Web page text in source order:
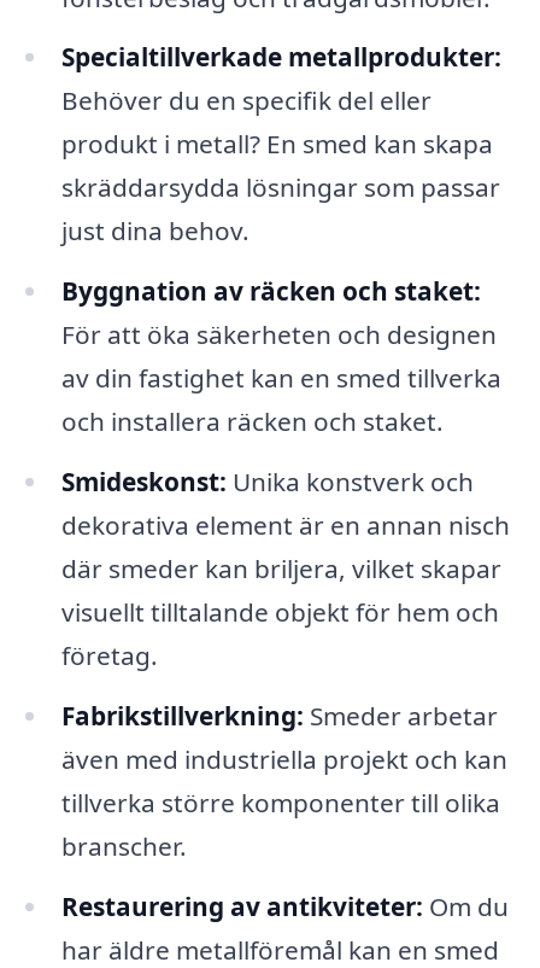
Specialtillverkade metallprodukter:
Behöver du en specifik del eller
produkt i metall? En smed kan skapa
skräddarsydda lösningar som passar
just dina behov.
Byggnation av räcken och staket:
För att öka säkerheten och designen
av din fastighet kan en smed tillverka
och installera räcken och staket.
Smideskonst: Unika konstverk och
dekorativa element är en annan nisch
där smeder kan briljera, vilket skapar
visuellt tilltalande objekt för hem och
företag.
Fabrikstillverkning: Smeder arbetar
även med industriella projekt och kan
tillverka större komponenter till olika
branscher.
Restaurering av antikviteter: Om du
har äldre metallföremål kan en smed